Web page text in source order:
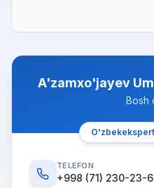
A'zamxo'jayev
Bosh
TELEFON
+998 (71) 230-23-